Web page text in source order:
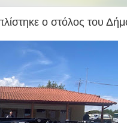
ο στόλος του